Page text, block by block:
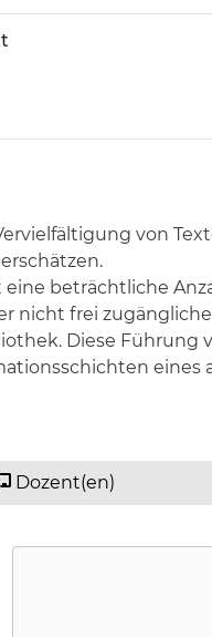
von
beträchtliche
nicht frei
Diese
Dozent(en)